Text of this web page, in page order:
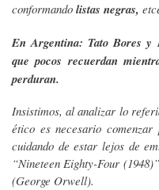
conformando listas negras,
En Argentina: Tato Bores y
que pocos recuerdan
perduran.
Insistimos, al analizar lo
ético es necesario comenzar
cuidando de estar lejos de
“Nineteen Eighty-Four
(George Orwell).